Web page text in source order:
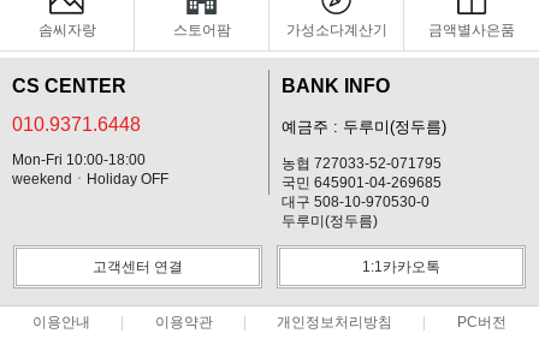
솜씨자랑 스토어팜 가성소다계산기 금액별사은품
CS CENTER
010.9371.6448
Mon-Fri 10:00-18:00
weekendㆍHoliday OFF
BANK INFO
예금주 : 두루미(정두름)
농협 727033-52-071795
국민 645901-04-269685
대구 508-10-970530-0
두루미(정두름)
고객센터 연결 1:1카카오톡
이용안내 이용약관 개인정보처리방침 PC버전